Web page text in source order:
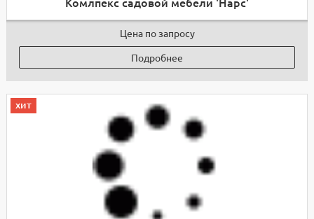
Цена по запросу
Подробнее
хит